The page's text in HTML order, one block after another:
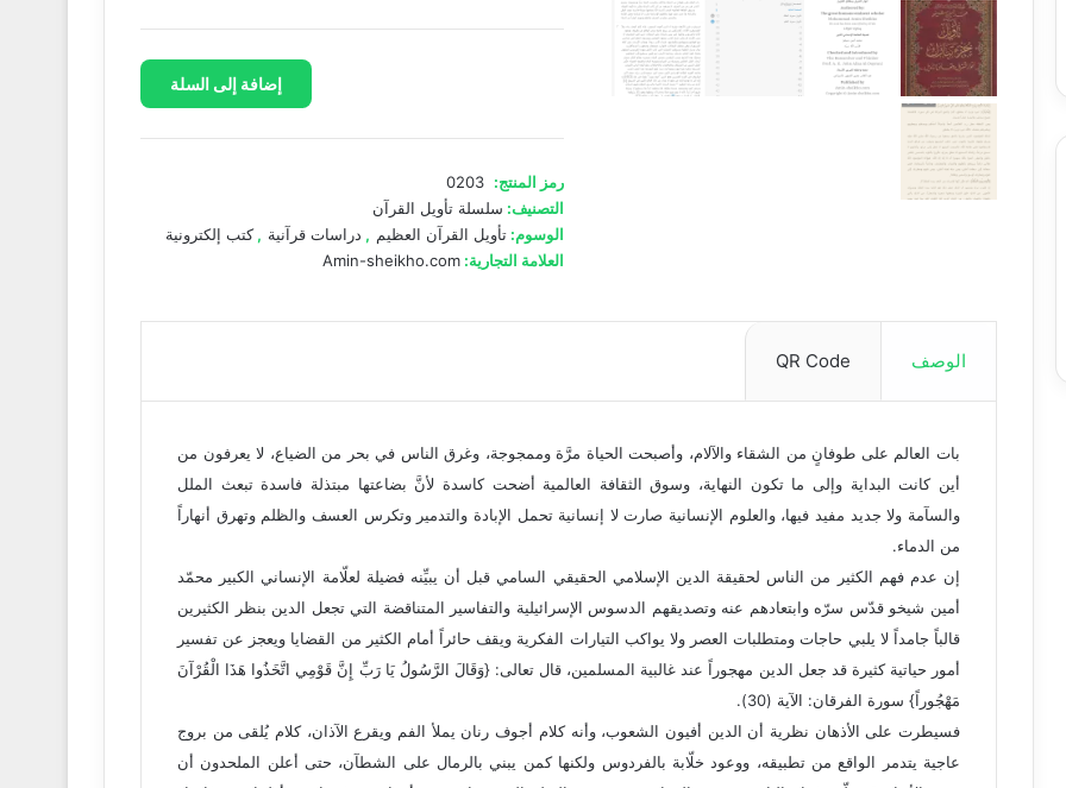
العظيم-
المجلد
8
إضافة إلى السلة
رمز المنتج: 0203
التصنيف: سلسلة تأويل القرآن
الوسوم: تأويل القرآن العظيم , دراسات قرآنية ,كتب إلكترونية
العلامة التجارية: Amin-sheikho.com
الوصف QR Code
بات العالم على طوفانٍ من الشقاء والآلام، وأصبحت الحياة مرَّة وممجوجة، وغرق الناس في بحر من الضياع، لا يعرفون من
أين كانت البداية وإلى ما تكون النهاية، وسوق الثقافة العالمية أضحت كاسدة لأنَّ بضاعتها مبتذلة فاسدة تبعث الملل
والسآمة ولا جديد مفيد فيها، والعلوم الإنسانية صارت لا إنسانية تحمل الإبادة والتدمير وتكرس العسف والظلم وتهرق أنهاراً
من الدماء.
إن عدم فهم الكثير من الناس لحقيقة الدين الإسلامي الحقيقي السامي قبل أن يبيِّنه فضيلة لعلّامة الإنساني الكبير محمّد
أمين شيخو قدّس سرّه وابتعادهم عنه وتصديقهم الدسوس الإسرائيلية والتفاسير المتناقضة التي تجعل الدين بنظر الكثيرين
قالباً جامداً لا يلبي حاجات ومتطلبات العصر ولا يواكب التيارات الفكرية ويقف حائراً أمام الكثير من القضايا ويعجز عن تفسير
أمور حياتية كثيرة قد جعل الدين مهجوراً عند غالبية المسلمين، قال تعالى: {وَقَالَ الرَّسُولُ يَا رَبِّ إِنَّ قَوْمِي اتَّخَذُوا هَذَا الْقُرْآنَ
مَهْجُوراً} سورة الفرقان: الآية (30).
فسيطرت على الأذهان نظرية أن الدين أفيون الشعوب، وأنه كلام أجوف رنان يملأ الفم ويقرع الآذان، كلام يُلقى من بروج
عاجية يتدمر الواقع من تطبيقه، ووعود خلّابة بالفردوس ولكنها كمن يبني بالرمال على الشطآن، حتى أعلن الملحدون أن